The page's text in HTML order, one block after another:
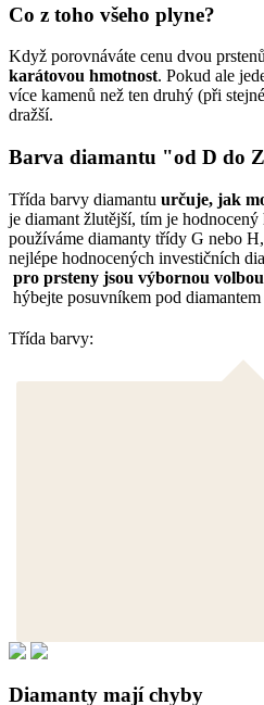
Co z toho všeho plyne?
Když porovnáváte cenu dvou
karátovou hmotnost. Pokud ale
více kamenů než ten druhý (při
dražší.
Barva diamantu "od D do
Třída barvy diamantu určuje, jak
je diamant žlutější, tím je hodnocený
používáme diamanty třídy G nebo
nejlépe hodnocených investičních
pro prsteny jsou výbornou
hýbejte posuvníkem pod diamantem
Třída barvy:
Diamanty mají chyby